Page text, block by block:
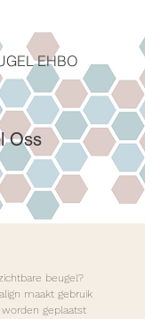
EHBO
Oss
beugel?
maakt gebruik
geplaatst